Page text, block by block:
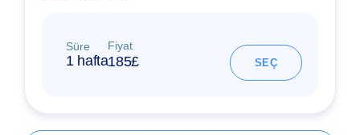
Süre
1 hafta
Fiyat
185£ SEÇ